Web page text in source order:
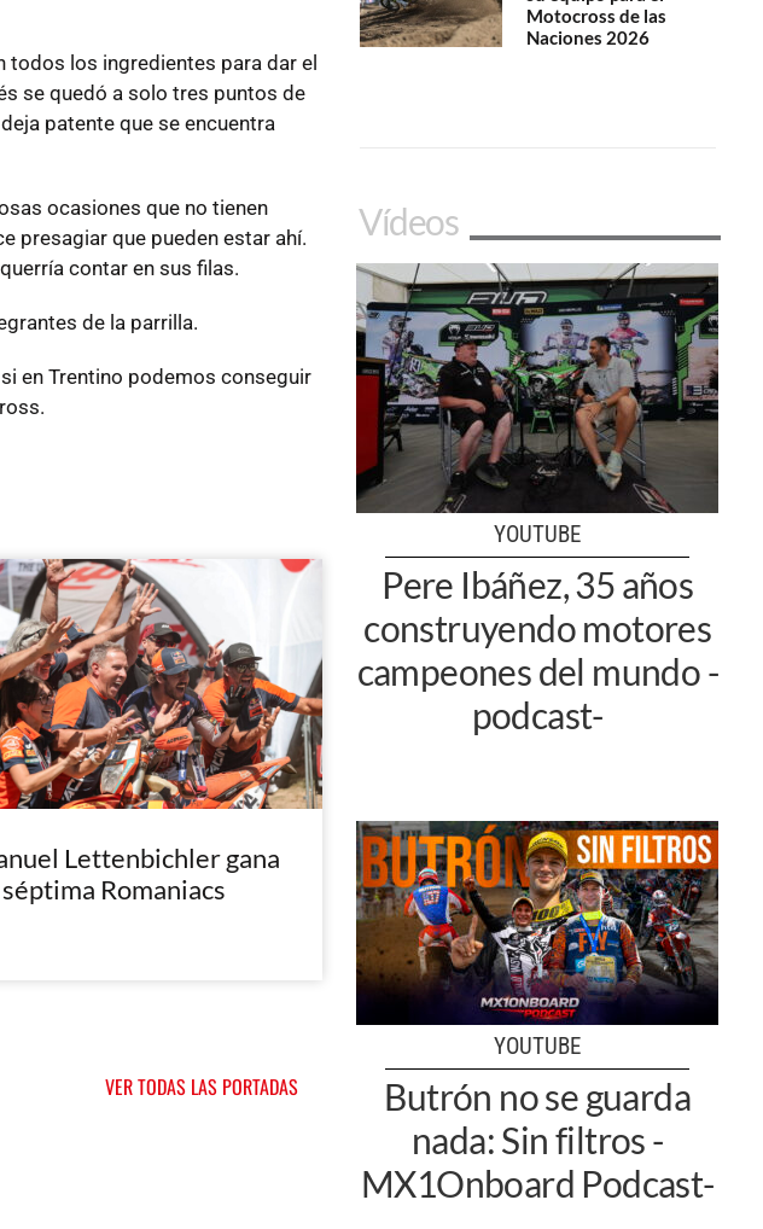
todos los ingredientes para dar el
se quedó a solo tres puntos de
patente que se encuentra
ocasiones que no tienen
presagiar que pueden estar ahí.
contar en sus filas.
de la parrilla.
en Trentino podemos conseguir
Lettenbichler gana
Romaniacs
VER TODAS LAS PORTADAS
Motocross de las
Naciones 2026
Vídeos
YOUTUBE
Pere Ibáñez, 35 años
construyendo motores
campeones del mundo -
podcast-
YOUTUBE
Butrón no se guarda
nada: Sin filtros -
MX1Onboard Podcast-